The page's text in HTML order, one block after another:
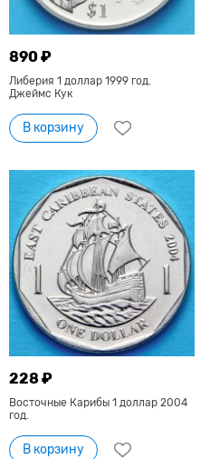
890 ₽
Либерия 1 доллар 1999 год.
Джеймс Кук
В корзину
228 ₽
Восточные Карибы 1 доллар 2004
год.
В корзину